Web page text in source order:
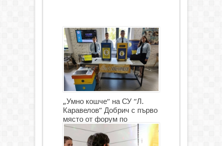
„Умно кошче“ на СУ “Л.
Каравелов” Добрич с първо
място от форум по
роботика